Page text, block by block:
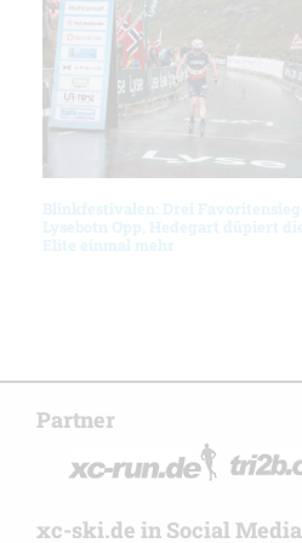
Blinkfestivalen: Drei
Lysebotn Opp, Hedegart düpiert
Elite einmal mehr
Partner
xc-ski.de in Social Media